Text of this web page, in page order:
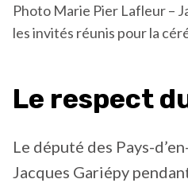
Photo Marie Pier Lafleur –
les invités réunis pour la
Le respect
Le député des Pays-
Jacques Gariépy